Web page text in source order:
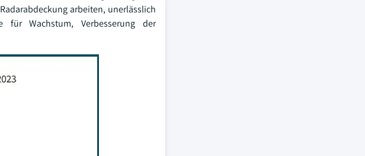
arbeiten, unerlässlich
Wachstum, Verbesserung der